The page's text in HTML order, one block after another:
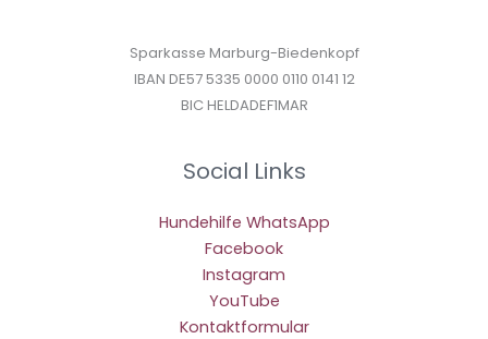
Sparkasse Marburg-Biedenkopf
IBAN DE57 5335 0000 0110 0141 12
BIC HELDADEF1MAR
Social Links
Hundehilfe WhatsApp
Facebook
Instagram
YouTube
Kontaktformular